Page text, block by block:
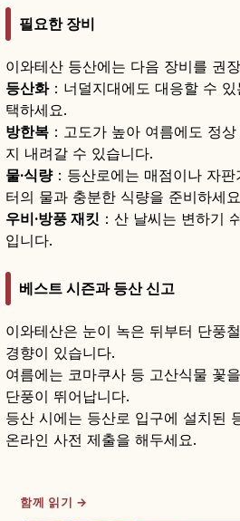
필요한 장비
이와테산 등산에는 다음 장비를 권
등산화：너덜지대에도 대응할 수
택하세요.
방한복 ：고도가 높아 여름에도 정
지 내려갈 수 있습니다.
물·식량：등산로에는 매점이나 자
터의 물과 충분한 식량을 준비하세
우비·방풍 재킷 ：산 날씨는 변하기
입니다.
베스트 시즌과 등산 신고
이와테산은 눈이 녹은 뒤부터 단풍
경향이 있습니다.
여름에는 코마쿠사 등 고산식물 꽃
단풍이 뛰어납니다.
등산 시에는 등산로 입구에 설치된
온라인 사전 제출을 해두세요.
함께 읽기 →